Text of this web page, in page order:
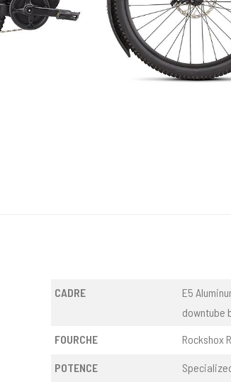
CADRE
E5
downtube
FOURCHE
Rockshox
POTENCE